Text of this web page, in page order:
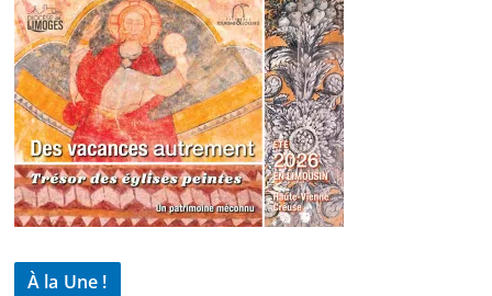
À la Une !